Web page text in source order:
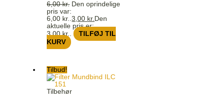
6,00kr. Den oprindelige
pris var:
6,00 kr..3,00 kr. Den
aktuelle pris er:
3,00 kr..
TILFØJ TIL
KURV
Tilbud!
Tilbehør